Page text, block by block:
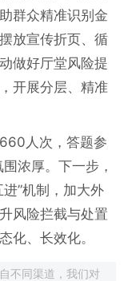
群众精准识别金
放宣传折页、循
做好厅堂风险提
开展分层、精准
人次，答题参
浓厚。下一步，
”机制，加大外
风险拦截与处置
化、长效化。
不同渠道，我们对